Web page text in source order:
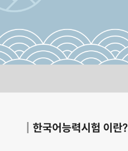
한국어능력시험 이란?